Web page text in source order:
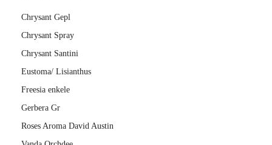
Chrysant Gepl
Chrysant Spray
Chrysant Santini
Eustoma/ Lisianthus
Freesia enkele
Gerbera Gr
Roses Aroma David Austin